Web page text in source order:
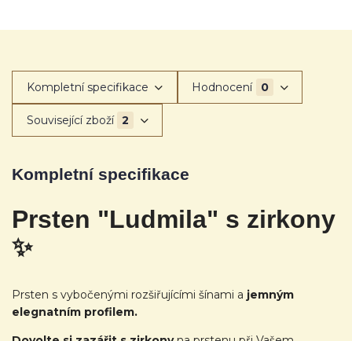
Kompletní specifikace Hodnocení 0
Související zboží 2
Kompletní specifikace
Prsten "Ludmila" s zirkony
✨
Prsten s vybočenými rozšiřujícími šínami a jemným
elegnatním profilem.